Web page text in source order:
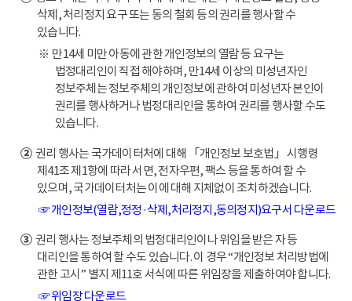
삭제, 처리정지 요구 또는 동의 철회 등의 권리를 행사할 수
있습니다.
※ 만14세 미만 아동에 관한 개인정보의 열람 등 요구는
법정대리인이 직접 해야하며, 만14세 이상의 미성년자인
정보주체는 정보주체의 개인정보에 관하여 미성년자 본인이
권리를 행사하거나 법정대리인을 통하여 권리를 행사할 수도
있습니다.
②권리 행사는 국가데이터처에 대해 「개인정보 보호법」 시행령
제41조 제1항에 따라 서면, 전자우편, 팩스 등을 통하여 할 수
있으며, 국가데이터처는 이에 대해 지체없이 조치하겠습니다.
☞ 개인정보(열람,정정·삭제,처리정지,동의정지)요구서 다운로드
③권리 행사는 정보주체의 법정대리인이나 위임을 받은 자 등
대리인을 통하여 할 수도 있습니다. 이 경우 “개인정보 처리방법에
관한 고시” 별지 제11호 서식에 따른 위임장을 제출하여야 합니다.
☞ 위임장 다운로드